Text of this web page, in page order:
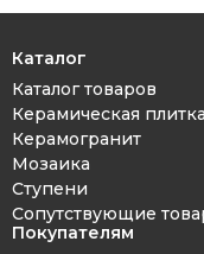
Каталог
Каталог товаров
Керамическая плитка
Керамогранит
Мозаика
Ступени
Сопутствующие
Покупателям